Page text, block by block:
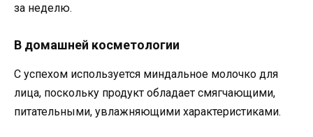
за неделю.
В домашней косметологии
С успехом используется миндальное молочко для
лица, поскольку продукт обладает смягчающими,
питательными, увлажняющими характеристиками.